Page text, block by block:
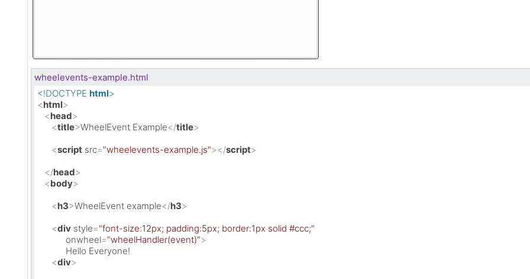
wheelevents-example.html
<!DOCTYPE html>
<html>
<head>
<title>WheelEvent Example</title>
<script src="wheelevents-example.js"></script>
</head>
<body>
<h3>WheelEvent example</h3>
<div style="font-size:12px; padding:5px; border:1px solid #ccc;"
onwheel="wheelHandler(event)">
            Hello Everyone!
<div>